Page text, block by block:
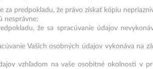
za predpokladu, že právo získať kópiu
nesprávne;
že sa spracúvanie údajov
Vašich osobných údajov vykonáva na
vzhľadom na vaše osobitné okolnosti v